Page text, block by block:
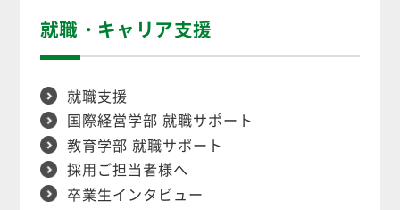
就職・キャリア支援
就職支援
国際経営学部 就職サポート
教育学部 就職サポート
採用ご担当者様へ
卒業生インタビュー